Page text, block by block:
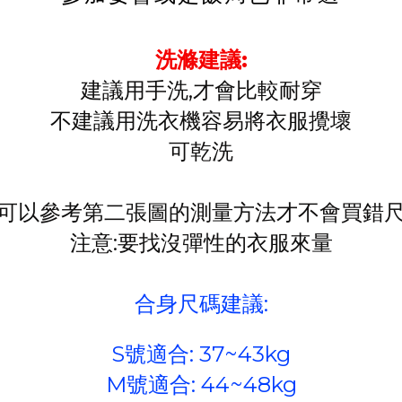
洗滌建議:
建議用手洗,才會比較耐穿
不建議用洗衣機容易將衣服攪壞
可乾洗
以參考第二張圖的測量方法才不會買錯
注意:要找沒彈性的衣服來量
合身尺碼建議:
S號適合: 37~43kg
M號適合: 44~48kg